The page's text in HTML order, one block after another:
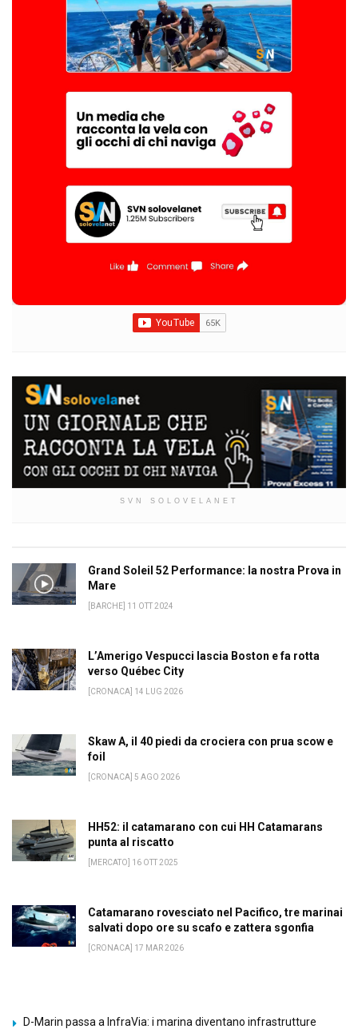
SVN SOLOVELANET
Grand Soleil 52 Performance: la nostra Prova in
Mare
[BARCHE] 11 OTT 2024
L’Amerigo Vespucci lascia Boston e fa rotta
verso Québec City
[CRONACA] 14 LUG 2026
Skaw A, il 40 piedi da crociera con prua scow e
foil
[CRONACA] 5 AGO 2026
HH52: il catamarano con cui HH Catamarans
punta al riscatto
[MERCATO] 16 OTT 2025
Catamarano rovesciato nel Pacifico, tre marinai
salvati dopo ore su scafo e zattera sgonfia
[CRONACA] 17 MAR 2026
D-Marin passa a InfraVia: i marina diventano infrastrutture